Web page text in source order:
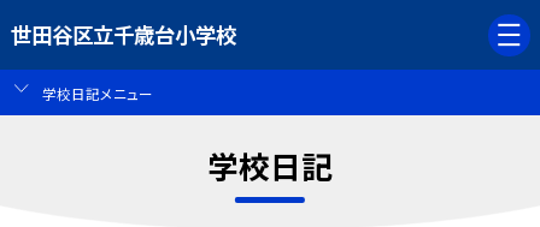
世田谷区立千歳台小学校
学校日記メニュー
学校日記